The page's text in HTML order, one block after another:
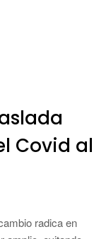
Covid al
radica en